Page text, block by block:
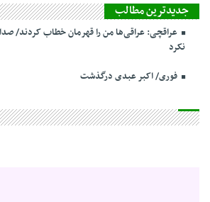
جدیدترین مطالب
عراقچی: عراقی‌ها من را قهرمان خطاب کردند/
نکرد
فوری/ اکبر عبدی درگذشت